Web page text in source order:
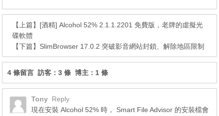
【上篇】 [酒精] Alcohol 52% 2.1.1.2201 免費版，老牌的虛擬光
碟軟體
【下篇】 SlimBrowser 17.0.2 突破影音網站封鎖、解除地區限制
4 條留言 訪客：3 條 博主：1 條
Tony Reply
現在安裝 Alcohol 52% 時， Smart File Advisor 的安裝檔會